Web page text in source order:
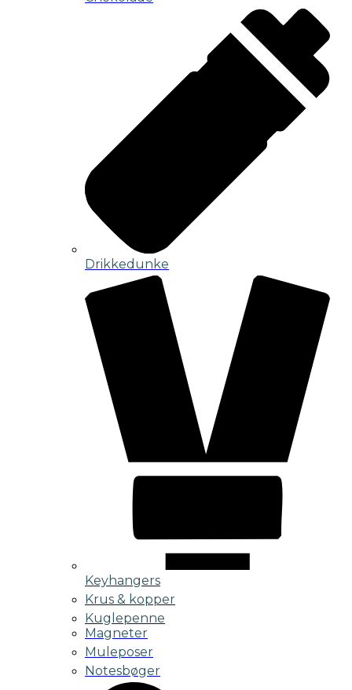
Drikkedunke
Keyhangers
Krus & kopper
Kuglepenne
Magneter
Muleposer
Notesbøger